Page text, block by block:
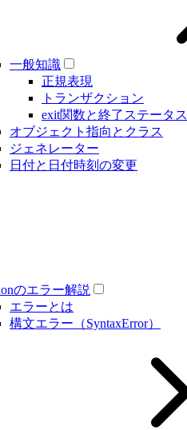
一般知識
正規表現
トランザクション
exit関数と終了ステータス
オブジェクト指向とクラス
ジェネレーター
日付と日付時刻の変更
のエラー解説
エラーとは
構文エラー（SyntaxError）